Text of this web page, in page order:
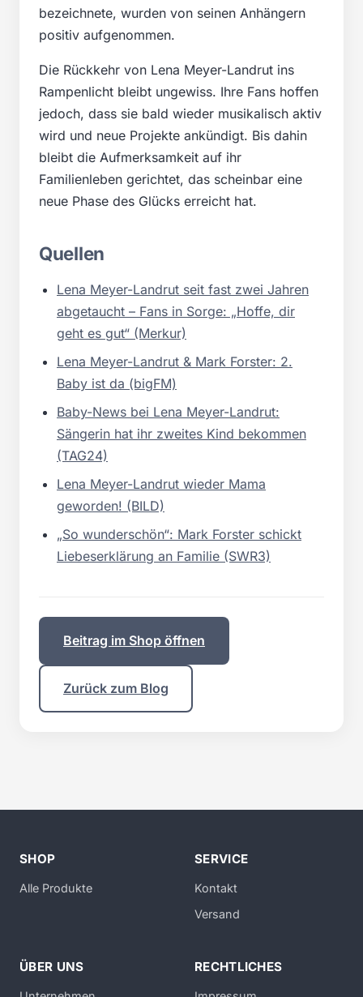
bezeichnete, wurden von seinen Anhängern
positiv aufgenommen.
Die Rückkehr von Lena Meyer-Landrut ins
Rampenlicht bleibt ungewiss. Ihre Fans hoffen
jedoch, dass sie bald wieder musikalisch aktiv
wird und neue Projekte ankündigt. Bis dahin
bleibt die Aufmerksamkeit auf ihr
Familienleben gerichtet, das scheinbar eine
neue Phase des Glücks erreicht hat.
Quellen
Lena Meyer-Landrut seit fast zwei Jahren
abgetaucht – Fans in Sorge: „Hoffe, dir
geht es gut“ (Merkur)
Lena Meyer-Landrut & Mark Forster: 2.
Baby ist da (bigFM)
Baby-News bei Lena Meyer-Landrut:
Sängerin hat ihr zweites Kind bekommen
(TAG24)
Lena Meyer-Landrut wieder Mama
geworden! (BILD)
„So wunderschön“: Mark Forster schickt
Liebeserklärung an Familie (SWR3)
Beitrag im Shop öffnen
Zurück zum Blog
SHOP
Alle Produkte
SERVICE
Kontakt
Versand
ÜBER UNS RECHTLICHES